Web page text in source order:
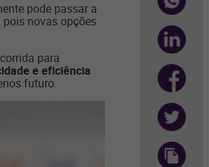
pode passar a
pois novas opções
para
e eficiência
futuro.